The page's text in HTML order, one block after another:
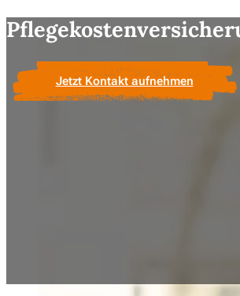
Jetzt Kontakt aufnehmen